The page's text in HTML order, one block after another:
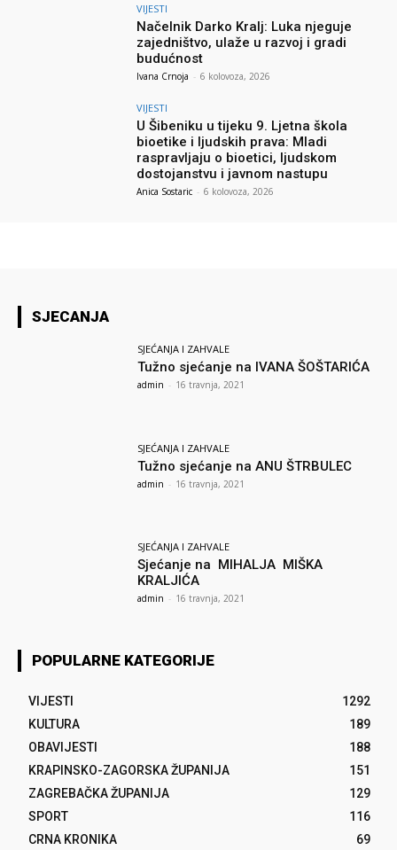
VIJESTI
Načelnik Darko Kralj: Luka njeguje
zajedništvo, ulaže u razvoj i gradi
budućnost
Ivana Crnoja - 6 kolovoza, 2026
VIJESTI
U Šibeniku u tijeku 9. Ljetna škola
bioetike i ljudskih prava: Mladi
raspravljaju o bioetici, ljudskom
dostojanstvu i javnom nastupu
Anica Sostaric - 6 kolovoza, 2026
SJECANJA
SJEĆANJA I ZAHVALE
Tužno sjećanje na IVANA ŠOŠTARIĆA
admin - 16 travnja, 2021
SJEĆANJA I ZAHVALE
Tužno sjećanje na ANU ŠTRBULEC
admin - 16 travnja, 2021
SJEĆANJA I ZAHVALE
Sjećanje na MIHALJA MIŠKA
KRALJIĆA
admin - 16 travnja, 2021
POPULARNE KATEGORIJE
VIJESTI
1292
KULTURA
189
OBAVIJESTI
188
KRAPINSKO-ZAGORSKA ŽUPANIJA
151
ZAGREBAČKA ŽUPANIJA
129
SPORT
116
CRNA KRONIKA
69